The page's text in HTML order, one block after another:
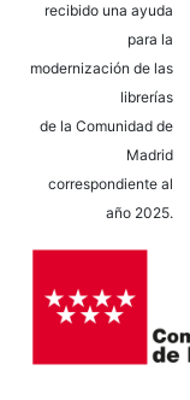
recibido una ayuda
para la
modernización de las
librerías
de la Comunidad de
Madrid
correspondiente al
año 2025.